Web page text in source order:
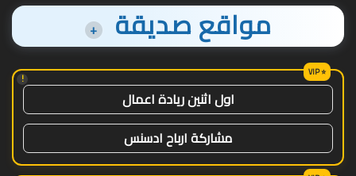
مواقع صديقة +
!
اول اثنين ريادة اعمال
مشاركة ارباح ادسنس